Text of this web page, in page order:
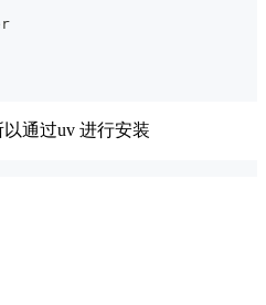
通过uv 进行安装